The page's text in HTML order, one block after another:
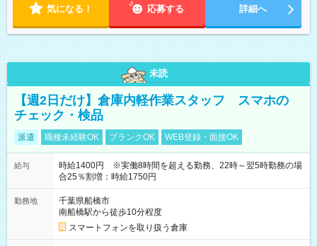
気になる！ 応募する 詳細へ
未読
【週2日だけ】倉庫内軽作業スタッフ スマホの
チェック・検品
派遣 職種未経験OK ブランクOK WEB登録・面接OK
給与
時給1400円 ※実働8時間を超える勤務、22時～翌5時勤務の場
合25％割増：時給1750円
勤務地
千葉県船橋市
南船橋駅から徒歩10分程度
スマートフォンを取り扱う倉庫